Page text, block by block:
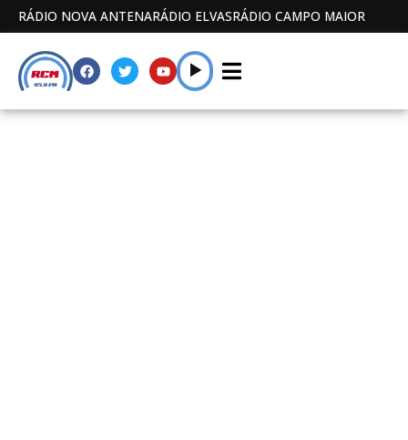
RÁDIO NOVA ANTENARÁDIO ELVASRÁDIO CAMPO MAIOR